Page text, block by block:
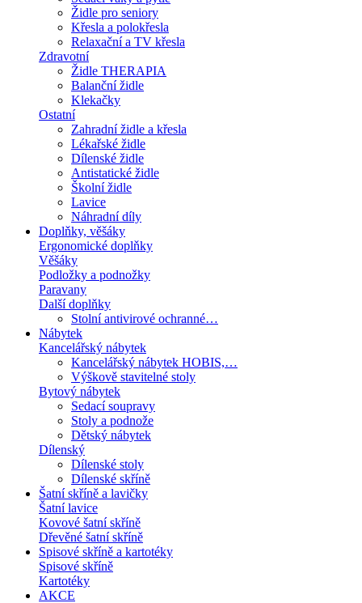
Židle pro seniory
Křesla a polokřesla
Relaxační a TV křesla
Zdravotní
Židle THERAPIA
Balanční židle
Klekačky
Ostatní
Zahradní židle a křesla
Lékařské židle
Dílenské židle
Antistatické židle
Školní židle
Lavice
Náhradní díly
Doplňky, věšáky
Ergonomické doplňky
Věšáky
Podložky a podnožky
Paravany
Další doplňky
Stolní antivirové ochranné…
Nábytek
Kancelářský nábytek
Kancelářský nábytek HOBIS,…
Výškově stavitelné stoly
Bytový nábytek
Sedací soupravy
Stoly a podnože
Dětský nábytek
Dílenský
Dílenské stoly
Dílenské skříně
Šatní skříně a lavičky
Šatní lavice
Kovové šatní skříně
Dřevěné šatní skříně
Spisové skříně a kartotéky
Spisové skříně
Kartotéky
AKCE